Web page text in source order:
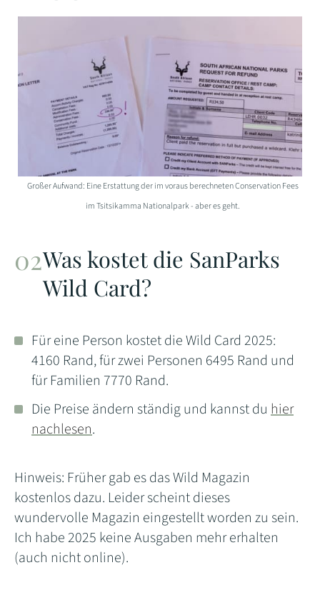
Großer Aufwand: Eine Erstattung der im voraus berechneten Conservation Fees
im Tsitsikamma Nationalpark - aber es geht.
Was kostet die SanParks
Wild Card?
Für eine Person kostet die Wild Card 2025:
4160 Rand, für zwei Personen 6495 Rand und
für Familien 7770 Rand.
Die Preise ändern ständig und kannst du hier
nachlesen.
Hinweis: Früher gab es das Wild Magazin
kostenlos dazu. Leider scheint dieses
wundervolle Magazin eingestellt worden zu sein.
Ich habe 2025 keine Ausgaben mehr erhalten
(auch nicht online).